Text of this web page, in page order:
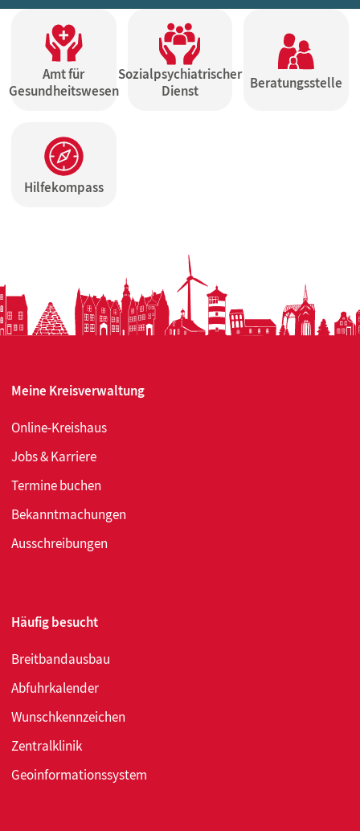
Amt für
Gesundheitswesen
Sozialpsychiatrischer
Dienst
Beratungsstelle
Hilfekompass
Meine Kreisverwaltung
Online-Kreishaus
Jobs & Karriere
Termine buchen
Bekanntmachungen
Ausschreibungen
Häufig besucht
Breitbandausbau
Abfuhrkalender
Wunschkennzeichen
Zentralklinik
Geoinformationssystem